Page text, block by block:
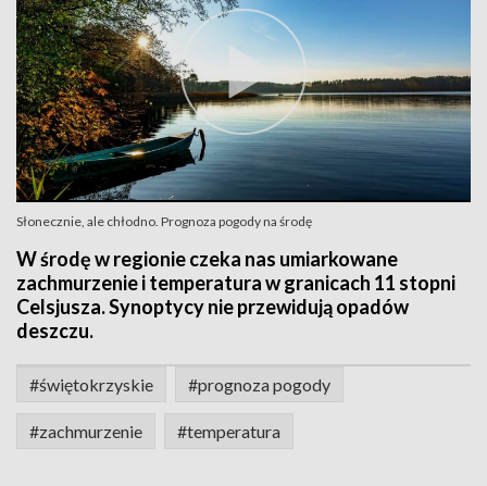
Słonecznie, ale chłodno. Prognoza pogody na środę
W środę w regionie czeka nas umiarkowane
zachmurzenie i temperatura w granicach 11 stopni
Celsjusza. Synoptycy nie przewidują opadów
deszczu.
#świętokrzyskie #prognoza pogody
#zachmurzenie #temperatura